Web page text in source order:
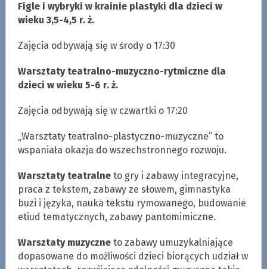
Figle i wybryki w krainie plastyki dla dzieci w
wieku 3,5-4,5 r. ż.
Zajęcia odbywają się w środy o 17:30
Warsztaty teatralno-muzyczno-rytmiczne dla
dzieci w wieku 5-6 r. ż.
Zajęcia odbywają się w czwartki o 17:20
„Warsztaty teatralno-plastyczno-muzyczne” to
wspaniała okazja do wszechstronnego rozwoju.
Warsztaty teatralneto gry i zabawy integracyjne,
praca z tekstem, zabawy ze słowem, gimnastyka
buzi i języka, nauka tekstu rymowanego, budowanie
etiud tematycznych, zabawy pantomimiczne.
Warsztaty muzyczneto zabawy umuzykalniające
dopasowane do możliwości dzieci biorących udział w